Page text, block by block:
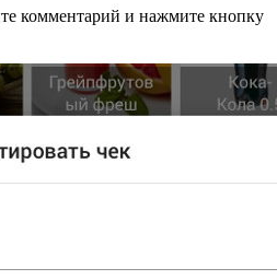
комментарий и нажмите кнопку